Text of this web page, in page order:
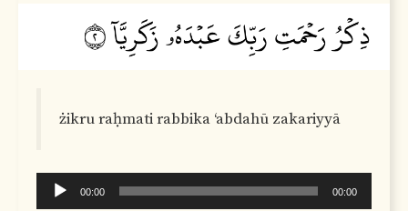
żikru raḥmati rabbika ‘abdahū zakariyyā
Audio
00:00 00:00